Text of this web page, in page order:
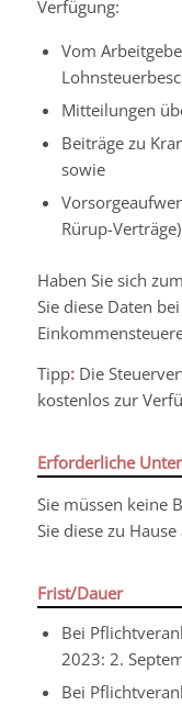
Verfügung:
Vom
Mitteilungen
Beiträge zu
sowie
Rürup-Verträge)
Haben Sie sich
Sie diese Daten
Tipp: Die
kostenlos zur
Erforderliche
Sie müssen keine
Sie diese zu
Frist/Dauer
Bei
2023: 2.
Bei